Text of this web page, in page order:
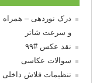
و سرعت شاتر
نقد عکس #۹۹
سوالات عکاسی
تنظیمات فلاش داخلی